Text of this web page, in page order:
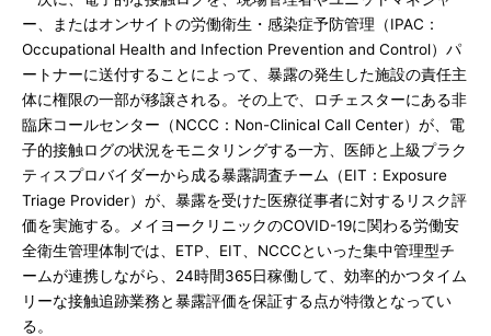
ー、またはオンサイトの労働衛生・感染症予防管理（IPAC：
Occupational Health and Infection Prevention and Control）パ
ートナーに送付することによって、暴露の発生した施設の責任主
体に権限の一部が移譲される。その上で、ロチェスターにある非
臨床コールセンター（NCCC：Non-Clinical Call Center）が、電
子的接触ログの状況をモニタリングする一方、医師と上級プラク
ティスプロバイダーから成る暴露調査チーム（EIT：Exposure
Triage Provider）が、暴露を受けた医療従事者に対するリスク評
価を実施する。メイヨークリニックのCOVID-19に関わる労働安
全衛生管理体制では、ETP、EIT、NCCCといった集中管理型チ
ームが連携しながら、24時間365日稼働して、効率的かつタイム
リーな接触追跡業務と暴露評価を保証する点が特徴となってい
る。